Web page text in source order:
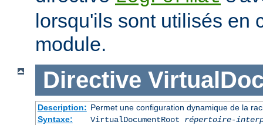
lorsqu'ils sont utilisés en
module.
Directive
Description: Permet une configuration dynamique de la
Syntaxe:
VirtualDocumentRoot répertoire-